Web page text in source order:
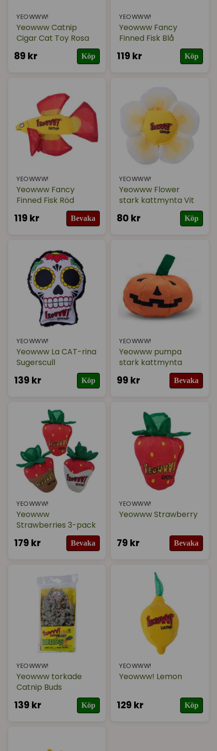
YEOWWW!
Yeowww Catnip
Cigar Cat Toy Rosa
89 kr Köp
YEOWWW!
Yeowww Fancy
Finned Fisk Blå
119 kr Köp
YEOWWW!
Yeowww Fancy
Finned Fisk Röd
119 kr Bevaka
YEOWWW!
Yeowww Flower
stark kattmynta Vit
80 kr Köp
YEOWWW!
Yeowww La CAT-rina
Sugerscull
139 kr Köp
YEOWWW!
Yeowww pumpa
stark kattmynta
99 kr Bevaka
YEOWWW!
Yeowww
Strawberries 3-pack
179 kr Bevaka
YEOWWW!
Yeowww Strawberry
79 kr Bevaka
YEOWWW!
Yeowww torkade
Catnip Buds
139 kr Köp
YEOWWW!
Yeowww! Lemon
129 kr Köp